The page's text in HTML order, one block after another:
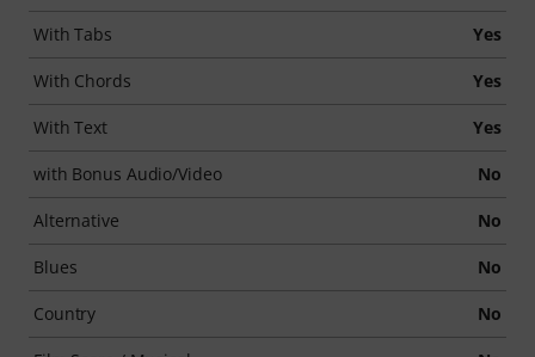
With Tabs Yes
With Chords Yes
With Text Yes
with Bonus Audio/Video No
Alternative No
Blues No
Country No